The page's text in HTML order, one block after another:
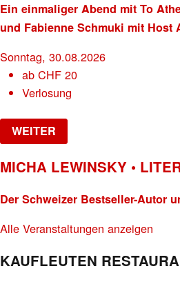
Ein einmaliger Abend mit To
und Fabienne Schmuki mit Host
Sonntag, 30.08.2026
abCHF 20
Verlosung
WEITER
MICHA LEWINSKY •
Der Schweizer Bestseller-Autor
Alle Veranstaltungen anzeigen
KAUFLEUTEN